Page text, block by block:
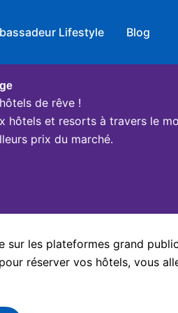
Lifestyle Blog
de rêve !
hôtels et resorts à travers le
prix du marché.
sur les plateformes grand
réserver vos hôtels, vous